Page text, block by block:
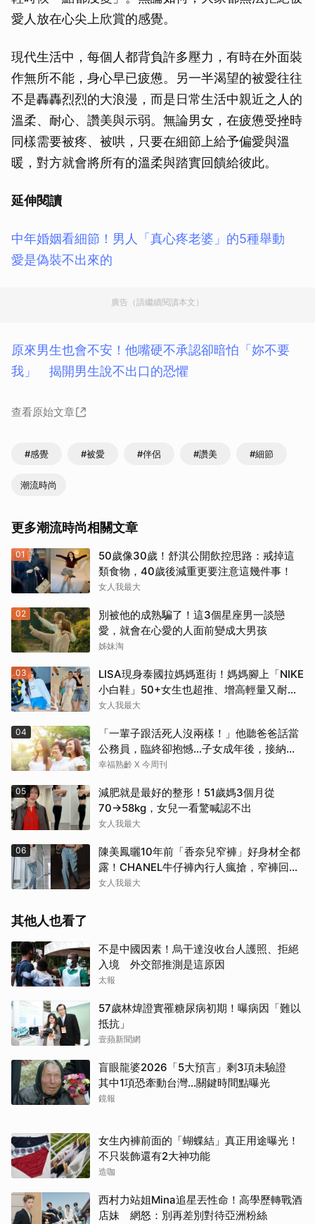
愛人放在心尖上欣賞的感覺。
現代生活中，每個人都背負許多壓力，有時在外面裝
作無所不能，身心早已疲憊。另一半渴望的被愛往往
不是轟轟烈烈的大浪漫，而是日常生活中親近之人的
溫柔、耐心、讚美與示弱。無論男女，在疲憊受挫時
同樣需要被疼、被哄，只要在細節上給予偏愛與溫
暖，對方就會將所有的溫柔與踏實回饋給彼此。
延伸閱讀
中年婚姻看細節！男人「真心疼老婆」的5種舉動
愛是偽裝不出來的
廣告（請繼續閱讀本文）
原來男生也會不安！他嘴硬不承認卻暗怕「妳不要
我」 揭開男生說不出口的恐懼
查看原始文章
#感覺 #被愛 #伴侶 #讚美 #細節
潮流時尚
更多潮流時尚相關文章
01
50歲像30歲！舒淇公開飲控思路：戒掉這
類食物，40歲後減重更要注意這幾件事！
女人我最大
02
別被他的成熟騙了！這3個星座男一談戀
愛，就會在心愛的人面前變成大男孩
姊妹淘
03
LISA現身泰國拉媽媽逛街！媽媽腳上「NIKE
小白鞋」50+女生也超推、增高輕量又耐
走！
女人我最大
04
「一輩子跟活死人沒兩樣！」他聽爸爸話當
公務員，臨終卻抱憾…子女成年後，接納與
欣賞就夠了
幸福熟齡 X 今周刊
05
減肥就是最好的整形！51歲媽3個月從
70→58kg，女兒一看驚喊認不出
女人我最大
06
陳美鳳曬10年前「香奈兒窄褲」好身材全都
露！CHANEL牛仔褲內行人瘋搶，窄褲回歸
必看這幾條
女人我最大
其他人也看了
不是中國因素！烏干達沒收台人護照、拒絕
入境 外交部推測是這原因
太報
57歲林煒證實罹糖尿病初期！曝病因「難以
抵抗」
壹蘋新聞網
盲眼龍婆2026「5大預言」剩3項未驗證
其中1項恐牽動台灣...關鍵時間點曝光
鏡報
女生內褲前面的「蝴蝶結」真正用途曝光！
不只裝飾還有2大神功能
造咖
西村力站姐Mina追星丟性命！高學歷轉戰酒
店妹 網怒：別再差別對待亞洲粉絲